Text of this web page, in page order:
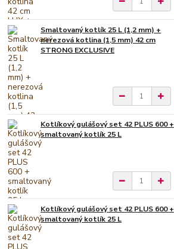
Smaltovaný kotlík 25 L (1,2 mm) +
nerezová kotlina (1,5 mm) 42 cm
STRONG EXCLUSIVE
Kotlíkový gulášový set 42 PLUS 600 +
smaltovaný kotlík 25 L
Kotlíkový gulášový set 42 PLUS 600 +
smaltovaný kotlík 25 L